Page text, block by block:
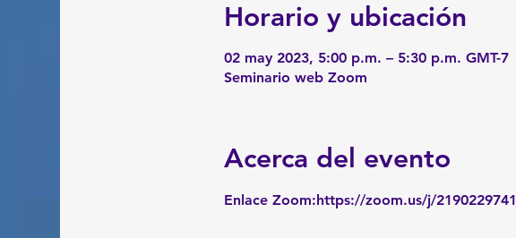
Horario y ubicación
02 may 2023, 5:00 p.m. – 5:30 p.m. GMT-7
Seminario web Zoom
Acerca del evento
Enlace Zoom:https://zoom.us/j/2190229741